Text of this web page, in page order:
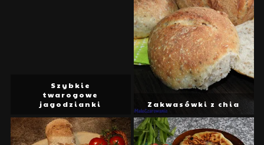
Szybkie
twarogowe
jagodzianki
Zakwasówki z chia